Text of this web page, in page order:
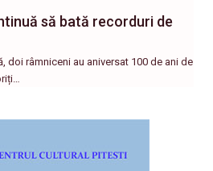
să bată recorduri de
doi râmniceni au aniversat 100 de ani de